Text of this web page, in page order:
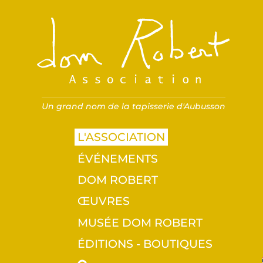
Association Dom
Un grand nom de la tapisserie d'Aubusson
L'ASSOCIATION
ÉVÉNEMENTS
DOM ROBERT
ŒUVRES
MUSÉE DOM ROBERT
ÉDITIONS - BOUTIQUES